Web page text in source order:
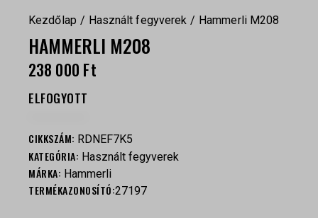
Kezdőlap Használt fegyverek Hammerli M208
HAMMERLI M208
238 000 Ft
ELFOGYOTT
CIKKSZÁM: RDNEF7K5
KATEGÓRIA: Használt fegyverek
MÁRKA: Hammerli
TERMÉKAZONOSÍTÓ:27197